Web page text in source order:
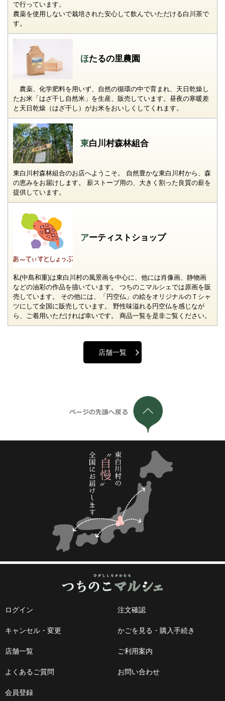
で行っています。
農薬を使用しないで栽培された安心して飲んでいただける白川茶で
す。
ほたるの里農園
農薬、化学肥料を用いず、自然の循環の中で育まれ、天日乾燥し
たお米「はざ干し自然米」を生産、販売しています。昼夜の寒暖差
と天日乾燥（はざ干し）がお米をおいしくしてくれます。
東白川村森林組合
東白川村森林組合のお店へようこそ。 自然豊かな東白川村から、森
の恵みをお届けします。 薪ストーブ用の、大きく割った良質の薪を
提供しています。
アーティストショップ
私(中島和重)は東白川村の風景画を中心に、他には肖像画、静物画
などの油彩の作品を描いています。 つちのこマルシェでは原画を販
売しています。 その他には、「円空仏」の絵をオリジナルのＴシャ
ツにして全国に販売しています。 野性味溢れる円空仏を感じなが
ら、ご着用いただければ幸いです。 商品一覧を是非ご覧ください。
店舗一覧
ログイン 注文確認
キャンセル・変更 かごを見る・購入手続き
店舗一覧 ご利用案内
よくあるご質問 お問い合わせ
会員登録